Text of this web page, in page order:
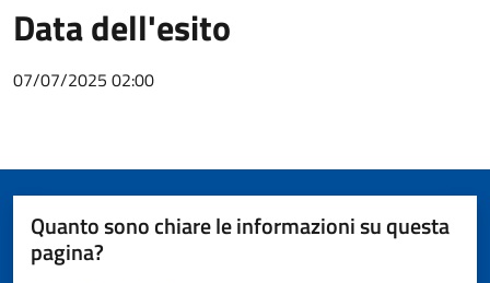
Data dell'esito
07/07/2025 02:00
Quanto sono chiare le informazioni su questa
pagina?